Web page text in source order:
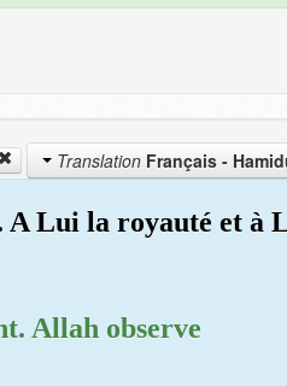
Français -
A Lui la royauté et à
Allah observe